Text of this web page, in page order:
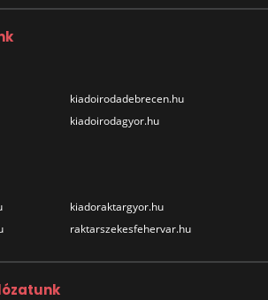
kiadoirodadebrecen.hu
kiadoirodagyor.hu
kiadoraktargyor.hu
raktarszekesfehervar.hu